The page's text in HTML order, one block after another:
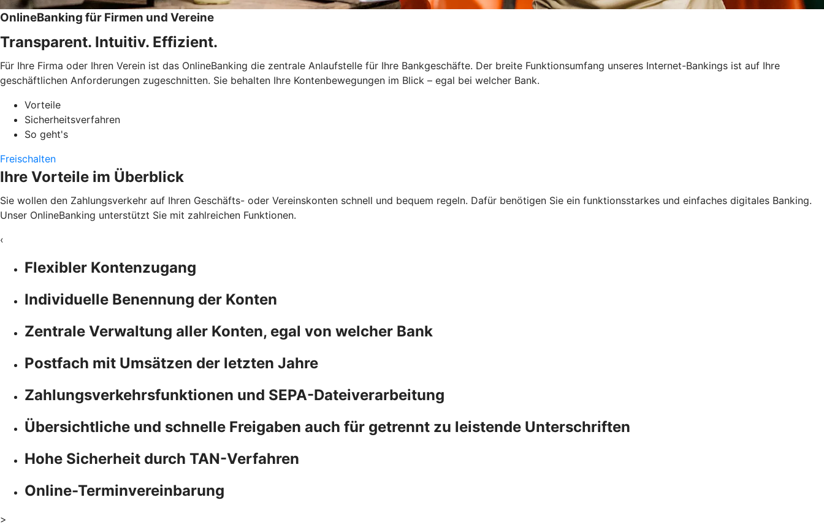
OnlineBanking für Firmen und Vereine
Transparent. Intuitiv. Effizient.
Für Ihre Firma oder Ihren Verein ist das OnlineBanking die zentrale Anlaufstelle für Ihre Bankgeschäfte. Der breite Funktionsumfang unseres Internet-Bankings ist auf Ihre
geschäftlichen Anforderungen zugeschnitten. Sie behalten Ihre Kontenbewegungen im Blick – egal bei welcher Bank.
Vorteile
Sicherheitsverfahren
So geht's
Freischalten
Ihre Vorteile im Überblick
Sie wollen den Zahlungsverkehr auf Ihren Geschäfts- oder Vereinskonten schnell und bequem regeln. Dafür benötigen Sie ein funktionsstarkes und einfaches digitales Banking.
Unser OnlineBanking unterstützt Sie mit zahlreichen Funktionen.
‹
Flexibler Kontenzugang
Individuelle Benennung der Konten
Zentrale Verwaltung aller Konten, egal von welcher Bank
Postfach mit Umsätzen der letzten Jahre
Zahlungsverkehrsfunktionen und SEPA-Dateiverarbeitung
Übersichtliche und schnelle Freigaben auch für getrennt zu leistende Unterschriften
Hohe Sicherheit durch TAN-Verfahren
Online-Terminvereinbarung
>